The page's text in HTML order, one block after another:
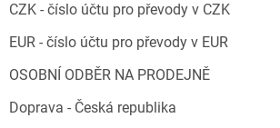
CZK - číslo účtu pro převody v CZK
EUR - číslo účtu pro převody v EUR
OSOBNÍ ODBĚR NA PRODEJNĚ
Doprava - Česká republika